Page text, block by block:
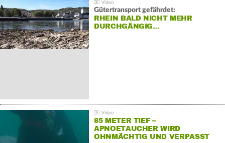
Gütertransport gefährdet:
RHEIN BALD NICHT MEHR
DURCHGÄNGIG…
85 METER TIEF –
APNOETAUCHER WIRD
OHNMÄCHTIG UND VERPASST